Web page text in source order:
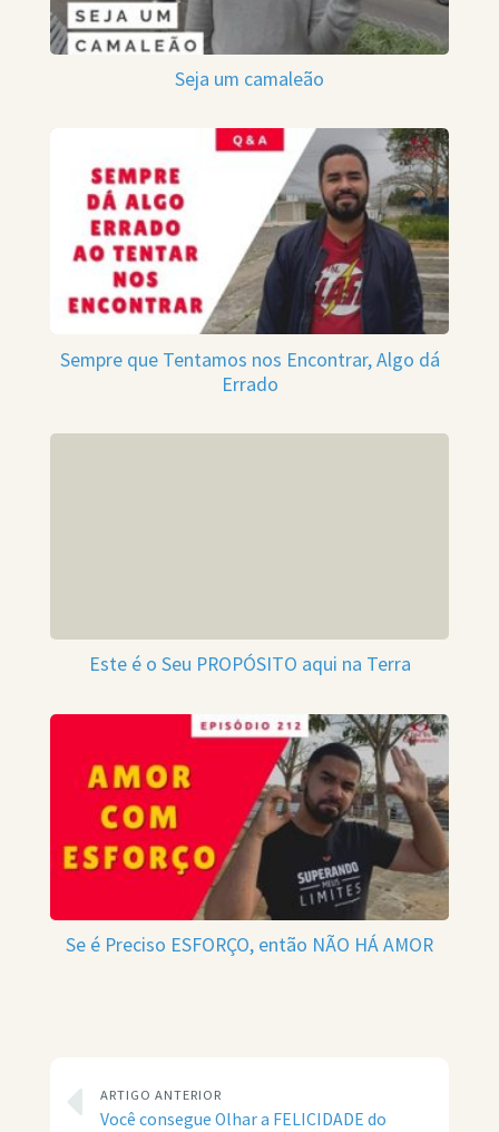
Seja um camaleão
Sempre que Tentamos nos Encontrar, Algo dá
Errado
Este é o Seu PROPÓSITO aqui na Terra
Se é Preciso ESFORÇO, então NÃO HÁ AMOR
ARTIGO ANTERIOR
Você consegue Olhar a FELICIDADE do